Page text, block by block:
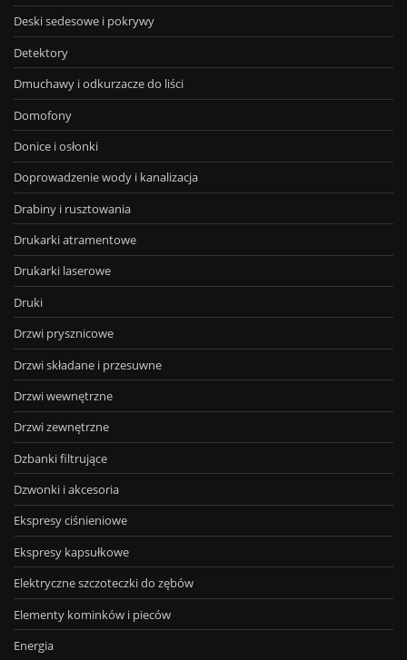
Deski sedesowe i pokrywy
Detektory
Dmuchawy i odkurzacze do liści
Domofony
Donice i osłonki
Doprowadzenie wody i kanalizacja
Drabiny i rusztowania
Drukarki atramentowe
Drukarki laserowe
Druki
Drzwi prysznicowe
Drzwi składane i przesuwne
Drzwi wewnętrzne
Drzwi zewnętrzne
Dzbanki filtrujące
Dzwonki i akcesoria
Ekspresy ciśnieniowe
Ekspresy kapsułkowe
Elektryczne szczoteczki do zębów
Elementy kominków i pieców
Energia